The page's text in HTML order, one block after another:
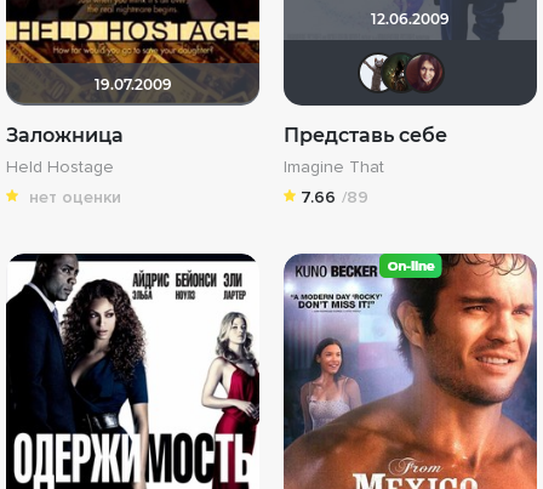
19.07.2009
Заложница
Held Hostage
нет оценки
12.06.2009
Представь себе
Imagine That
7.66 /89